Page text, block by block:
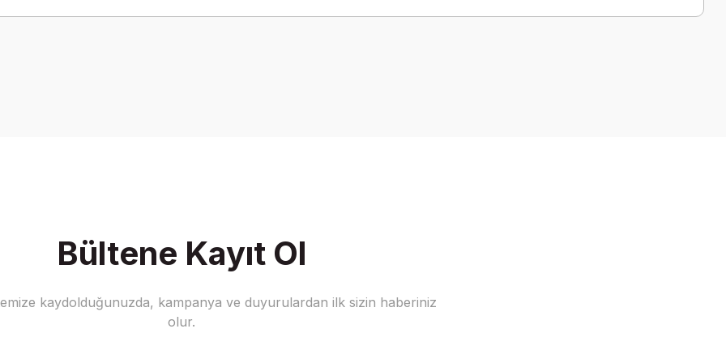
Gönder
Bültene Kayıt Ol
kaydolduğunuzda, kampanya ve duyurulardan ilk sizin haberiniz
olur.